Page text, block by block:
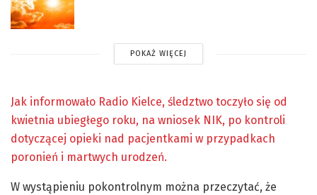
POKAŻ WIĘCEJ
Jak informowało Radio Kielce, śledztwo toczyło się od
kwietnia ubiegłego roku, na wniosek NIK, po kontroli
dotyczącej opieki nad pacjentkami w przypadkach
poronień i martwych urodzeń.
W wystąpieniu pokontrolnym można przeczytać, że